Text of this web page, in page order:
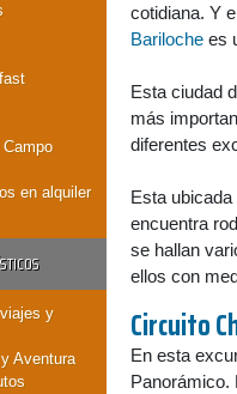
en alquiler
y
Aventura
cotidiana. Y
Bariloche es
Esta ciudad
más
diferentes
Esta
encuentra
se hallan
ellos con
Circuito
En esta
Panorámico.